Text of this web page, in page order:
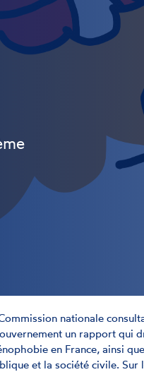
nationale
un rapport qui
en France, ainsi
et la société civile. Sur